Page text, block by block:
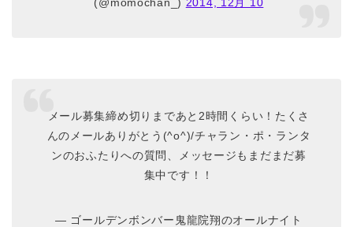
メール募集締め切りまであと2時間くらい！たくさ
んのメールありがとう(^o^)/チャラン・ポ・ランタ
ンのおふたりへの質問、メッセージもまだまだ募
集中です！！
— ゴールデンボンバー鬼龍院翔のオールナイト